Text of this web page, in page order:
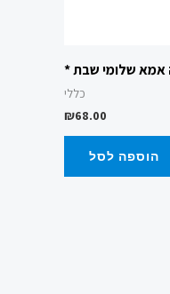
אמא שלומי שבת *
כללי
₪68.00
הוספה לסל